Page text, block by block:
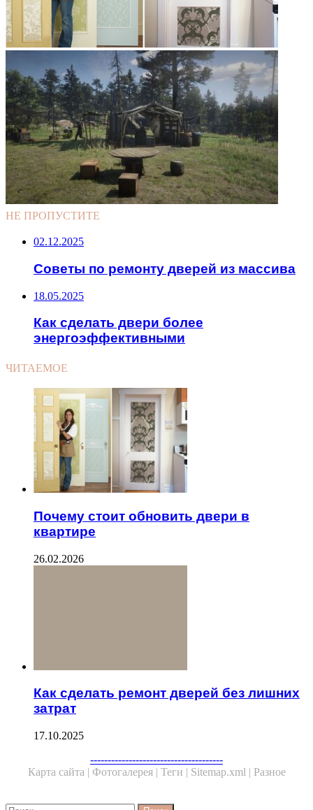
НЕ ПРОПУСТИТЕ
02.12.2025
Советы по ремонту дверей из массива
18.05.2025
Как сделать двери более
энергоэффективными
ЧИТАЕМОЕ
Почему стоит обновить двери в
квартире
26.02.2026
Как сделать ремонт дверей без лишних
затрат
17.10.2025
--------------------------------------
Карта сайта | Фотогалерея | Теги | Sitemap.xml | Разное